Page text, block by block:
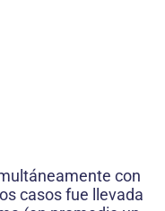
con
casos fue llevada